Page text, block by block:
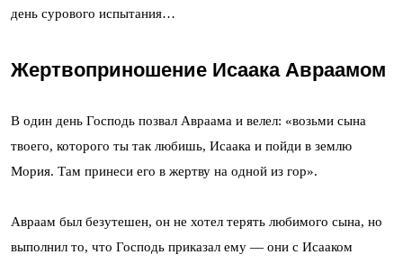
день сурового испытания…
Жертвоприношение Исаака Авраамом
В один день Господь позвал Авраама и велел: «возьми сына
твоего, которого ты так любишь, Исаака и пойди в землю
Мория. Там принеси его в жертву на одной из гор».
Авраам был безутешен, он не хотел терять любимого сына, но
выполнил то, что Господь приказал ему — они с Исааком